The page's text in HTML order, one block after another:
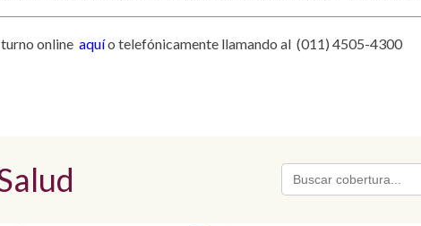
online aquío telefónicamente llamando al (011) 4505-4300
Search
for: